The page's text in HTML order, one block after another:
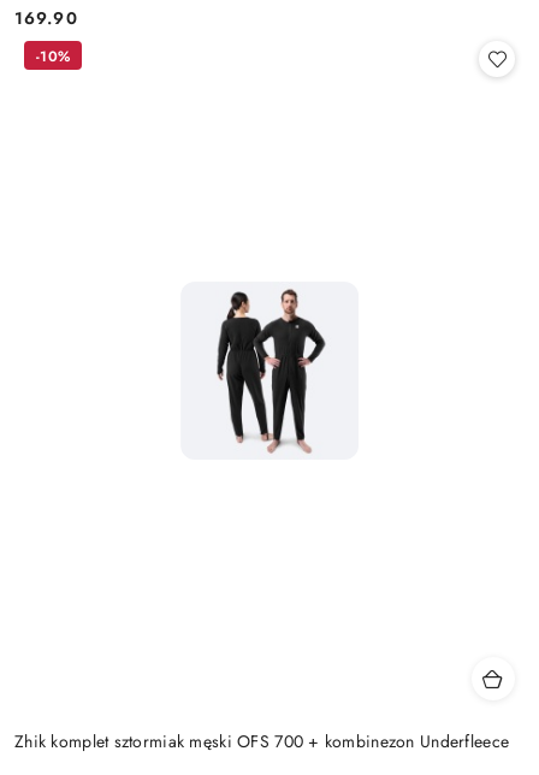
Cena:
169.90
Zhik komplet sztormiak męski OFS 700 + kombinezon Underfleece
-10%